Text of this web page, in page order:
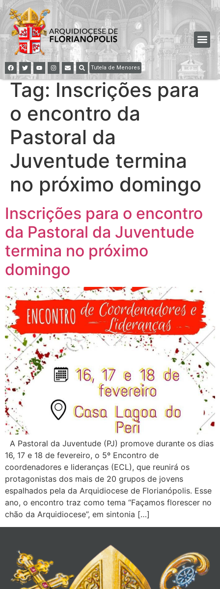
Tutela de Menores
Tag: Inscrições para
o encontro da
Pastoral da
Juventude termina
no próximo domingo
Inscrições para o encontro
da Pastoral da Juventude
termina no próximo
domingo
A Pastoral da Juventude (PJ) promove durante os dias
16, 17 e 18 de fevereiro, o 5º Encontro de
coordenadores e lideranças (ECL), que reunirá os
protagonistas dos mais de 20 grupos de jovens
espalhados pela da Arquidiocese de Florianópolis. Esse
ano, o encontro traz como tema “Façamos florescer no
chão da Arquidiocese”, em sintonia […]